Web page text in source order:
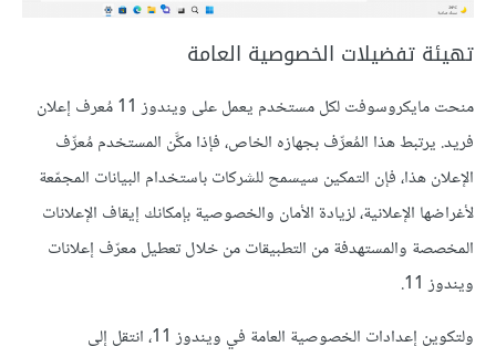
تهيئة تفضيلات الخصوصية العامة
منحت مايكروسوفت لكل مستخدم يعمل على ويندوز 11 مُعرف إعلان
فريد. يرتبط هذا المُعرِّف بجهازه الخاص، فإذا مكَّن المستخدم مُعرِّف
الإعلان هذا، فإن التمكين سيسمح للشركات باستخدام البيانات المجمّعة
لأغراضها الإعلانية، لزيادة الأمان والخصوصية بإمكانك إيقاف الإعلانات
المخصصة والمستهدفة من التطبيقات من خلال تعطيل معرّف إعلانات
ويندوز 11.
ولتكوين إعدادات الخصوصية العامة في ويندوز 11، انتقل إلى